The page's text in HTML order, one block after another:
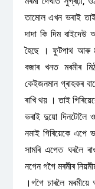
তামোল এখন ভৰাই
দাদা কি দিম
হৈছে । ফুটপাথ আৰু
বজাৰ খনত মৰমীৰ
কেইজনমান গ্ৰাহকৰ
ৰাখি থয় । তাই
ভৰাই দুয়ো দিনটোলৈ
নমাই গিৰিয়েকে এপে
সামৰি এপেত ঘৰলৈ
নগেন গগৈ মৰমীৰ
।গগৈ চাৰলৈ